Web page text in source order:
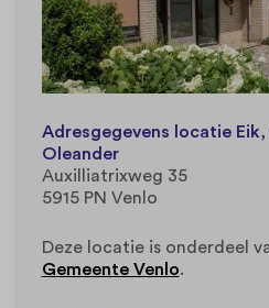
Adresgegevens locatie
Oleander
Auxilliatrixweg 35
5915 PN Venlo
Deze locatie is onderdeel
Gemeente Venlo.